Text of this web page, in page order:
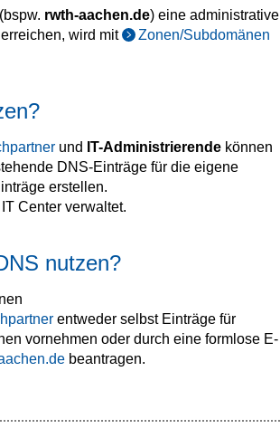
rwth-aachen.de) eine administrative
wird mit
Zonen/Subdomänen
und IT-Administrierende können
DNS-Einträge für die eigene
erstellen.
Center verwaltet.
nutzen?
entweder selbst Einträge für
vornehmen oder durch eine formlose E-
beantragen.